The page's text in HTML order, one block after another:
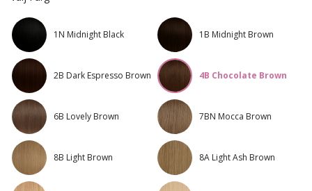
1N Midnight Black 1B Midnight Brown
2B Dark Espresso Brown 4B Chocolate Brown
6B Lovely Brown 7BN Mocca Brown
8B Light Brown 8A Light Ash Brown